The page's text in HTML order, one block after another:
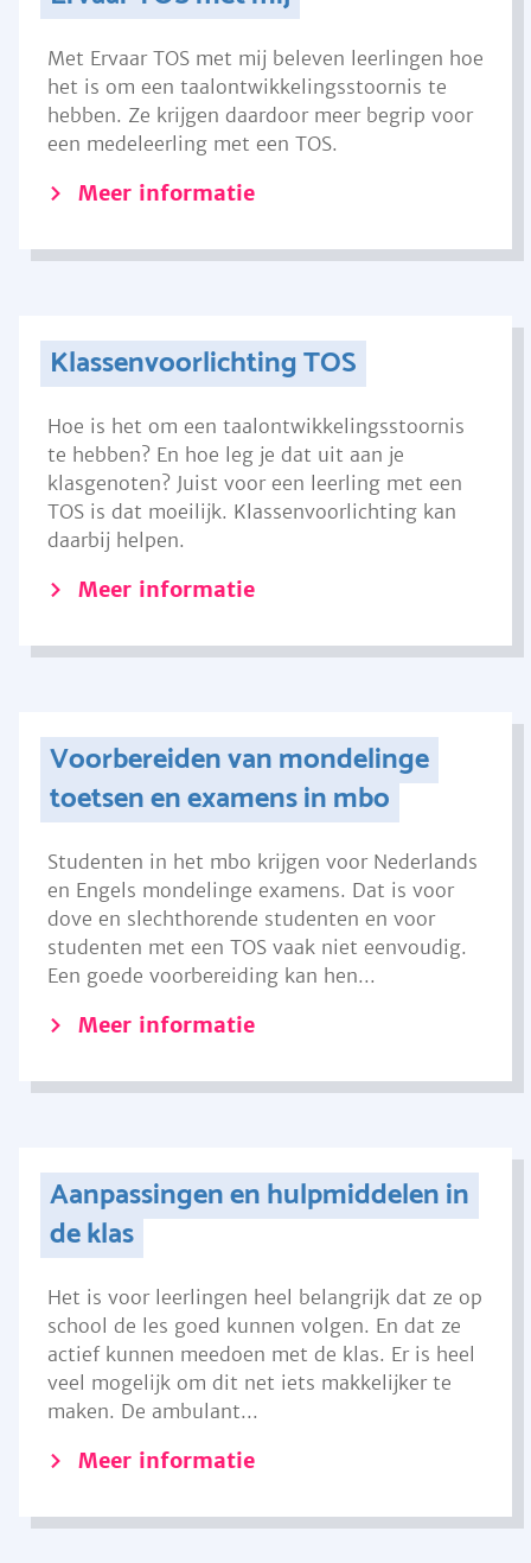
Met Ervaar TOS met mij beleven leerlingen hoe
het is om een taalontwikkelingsstoornis te
hebben. Ze krijgen daardoor meer begrip voor
een medeleerling met een TOS.
Meer informatie
Klassenvoorlichting TOS
Hoe is het om een taalontwikkelingsstoornis
te hebben? En hoe leg je dat uit aan je
klasgenoten? Juist voor een leerling met een
TOS is dat moeilijk. Klassenvoorlichting kan
daarbij helpen.
Meer informatie
Voorbereiden van mondelinge
toetsen en examens in mbo
Studenten in het mbo krijgen voor Nederlands
en Engels mondelinge examens. Dat is voor
dove en slechthorende studenten en voor
studenten met een TOS vaak niet eenvoudig.
Een goede voorbereiding kan hen...
Meer informatie
Aanpassingen en hulpmiddelen in
de klas
Het is voor leerlingen heel belangrijk dat ze op
school de les goed kunnen volgen. En dat ze
actief kunnen meedoen met de klas. Er is heel
veel mogelijk om dit net iets makkelijker te
maken. De ambulant...
Meer informatie